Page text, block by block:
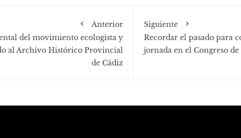
Anterior
del movimiento ecologista y
al Archivo Histórico Provincial
de Cádiz
Siguiente
Recordar el pasado para
jornada en el Congreso